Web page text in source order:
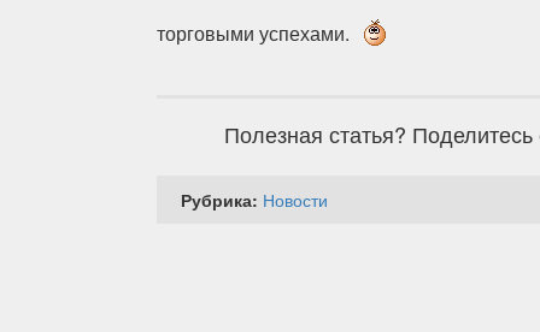
торговыми успехами.
Полезная статья?
Рубрика: Новости